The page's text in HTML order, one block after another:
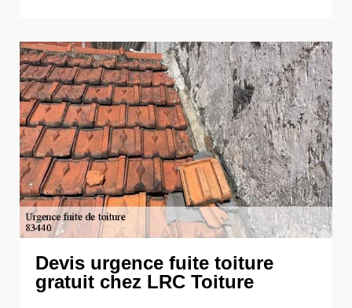
Devis urgence fuite toiture
gratuit chez LRC Toiture